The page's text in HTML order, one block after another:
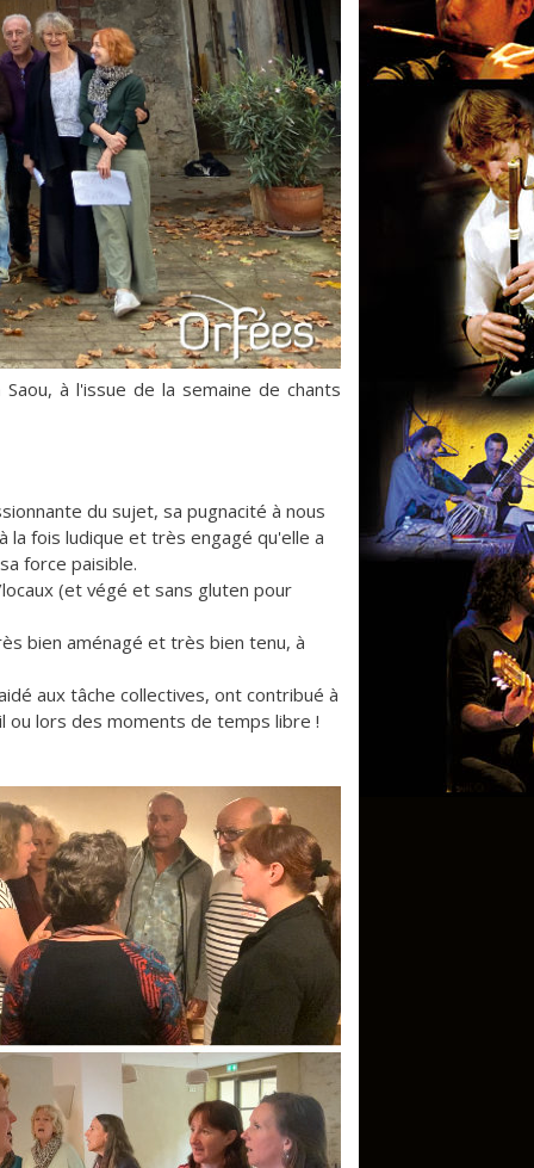
à l'issue de la semaine de chants
du sujet, sa pugnacité à nous
la fois ludique et très engagé qu'elle a
force paisible.
(et végé et sans gluten pour
bien aménagé et très bien tenu, à
aux tâche collectives, ont contribué à
ou lors des moments de temps libre !